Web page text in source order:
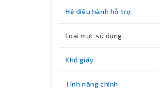
Hệ điều hành hỗ trợ
Loại mực sử dụng
Khổ giấy
Tính năng chính